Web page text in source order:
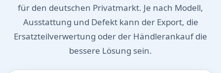
für den deutschen Privatmarkt. Je nach Modell,
Ausstattung und Defekt kann der Export, die
Ersatzteilverwertung oder der Händlerankauf die
bessere Lösung sein.